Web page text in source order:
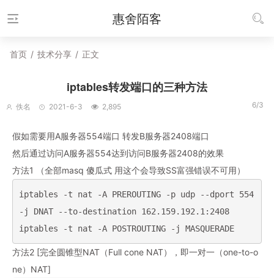
惠舍陌客
首页 / 技术分享 / 正文
iptables转发端口的三种方法
佚名 2021-6-3 2,895 6/3
假如需要用A服务器554端口 转发B服务器2408端口
然后通过访问A服务器554达到访问B服务器2408的效果
方法1 （全部masq 傻瓜式 用这个会导致SS富强错误不可用）
iptables -t nat -A PREROUTING -p udp --dport 554
-j DNAT --to-destination 162.159.192.1:2408
iptables -t nat -A POSTROUTING -j MASQUERADE
方法2 [完全圆锥型NAT（Full cone NAT），即一对一（one-to-o
ne）NAT]